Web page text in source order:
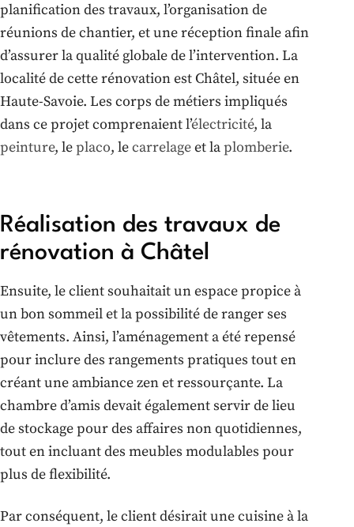
planification des travaux, l’organisation de
réunions de chantier, et une réception finale afin
d’assurer la qualité globale de l’intervention. La
localité de cette rénovation est Châtel, située en
Haute-Savoie. Les corps de métiers impliqués
dans ce projet comprenaient l’électricité, la
peinture, leplaco, lecarrelageet laplomberie.
Réalisation des travaux de
rénovation à Châtel
Ensuite, le client souhaitait un espace propice à
un bon sommeil et la possibilité de ranger ses
vêtements. Ainsi, l’aménagement a été repensé
pour inclure des rangements pratiques tout en
créant une ambiance zen et ressourçante. La
chambre d’amis devait également servir de lieu
de stockage pour des affaires non quotidiennes,
tout en incluant des meubles modulables pour
plus de flexibilité.
Par conséquent, le client désirait une cuisine à la